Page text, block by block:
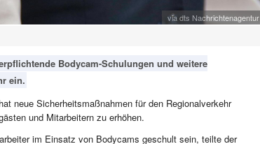
via dts Nachrichtenagentur
Bodycam-Schulungen und weitere
ein.
neue Sicherheitsmaßnahmen für den Regionalverkehr
und Mitarbeitern zu erhöhen.
im Einsatz von Bodycams geschult sein, teilte der